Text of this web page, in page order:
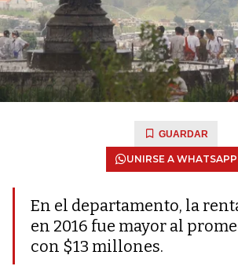
GUARDAR
UNIRSE A WHATSAPP
En el departamento, la
en 2016 fue mayor al
con $13 millones.